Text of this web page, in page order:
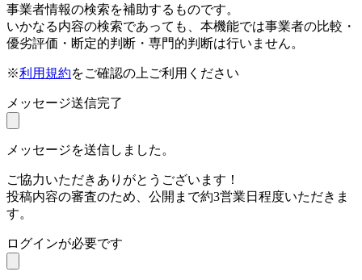
事業者情報の検索を補助するものです。
いかなる内容の検索であっても、本機能では事業者の比較・
優劣評価・断定的判断・専門的判断は行いません。
※利用規約をご確認の上ご利用ください
メッセージ送信完了
メッセージを送信しました。
ご協力いただきありがとうございます！
投稿内容の審査のため、公開まで約3営業日程度いただきま
す。
ログインが必要です